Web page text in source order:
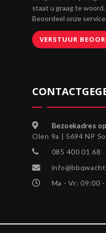
staat u graag te woord.
Beoordeel onze service
Bezoekadres
Olen 9a | 5694 NP
085 400 01 68
Ma - Vr: 09:00